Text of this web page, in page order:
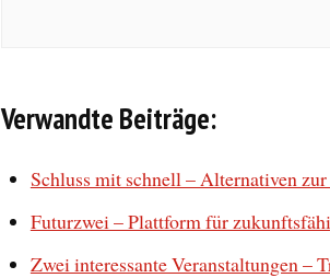
Verwandte Beiträge:
Schluss mit schnell – Alternativen
Futurzwei – Plattform für
Zwei interessante Veranstaltungen –